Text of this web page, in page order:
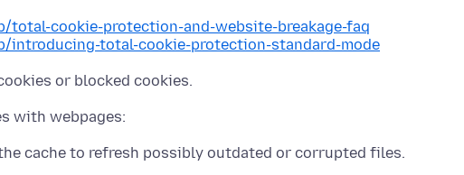
total-cookie-protection-and-website-breakage-faq
introducing-total-cookie-protection-standard-mode